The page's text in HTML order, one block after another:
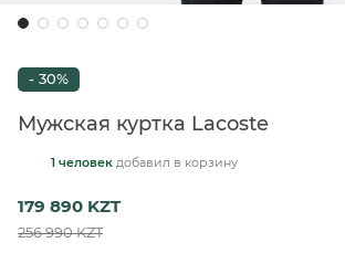
- 30%
Мужская куртка Lacoste
1 человек добавил в корзину
179 890 KZT
256 990 KZT